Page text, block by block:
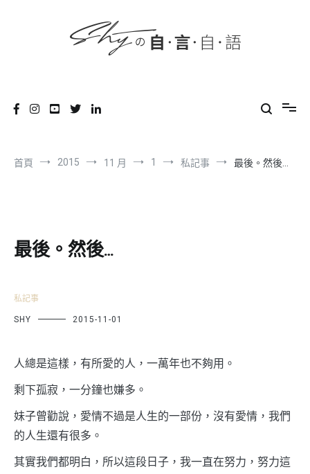
首頁 2015 11 月 1 私記事 最後。然後…
最後。然後…
私記事
SHY 2015-11-01
人總是這樣，有所愛的人，一萬年也不夠用。
剩下孤寂，一分鐘也嫌多。
妹子曾勸說，愛情不過是人生的一部份，沒有愛情，我們
的人生還有很多。
其實我們都明白，所以這段日子，我一直在努力，努力這